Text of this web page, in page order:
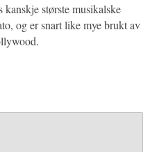
største musikalske
og er snart like mye brukt av